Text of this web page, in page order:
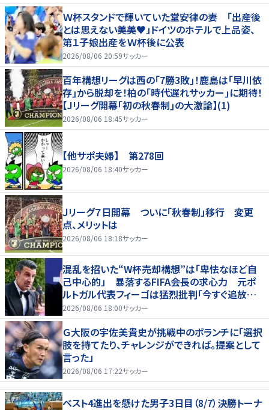
Ｗ杯スタンドで輝いていた堂安律の妻 「出産後
とは思えない美美♥」ドイツのホテルで上品姿、
第１子娘出産をＷ杯後に公表
2026/08/06 20:59サッカー
百年構想リーグは西の｢7勝3敗｣！鹿島は｢早川依
存｣から脱却を！柏の｢時代遅れサッカー｣に期待！
【Jリーグ開幕｢初の秋春制｣の大激論】(1)
2026/08/06 18:45サッカー
【他サポ夫婦】 第278回
2026/08/06 18:40サッカー
Ｊリーグ７日開幕 ついに「秋春制」移行 変更
点、メリットは
2026/08/06 18:18サッカー
混乱を招いた“W杯売却構想”は「卑怯なほど自
己中心的」 暴落するFIFA会長の求心力 元ポ
ルトガル代表フィーゴは猛烈批判「今すぐ追放す
べきだ」
2026/08/06 18:00サッカー
Ｇ大阪の宇佐美貴史が挑戦中のボランチに「選択
肢を持てたり、チャレンジができれば。提案として
言った」
2026/08/06 17:22サッカー
ベスト4進出を懸けた男子3日目（8/7）決勝トーナ